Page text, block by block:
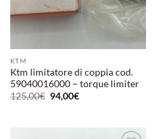
KTM
Ktm limitatore di coppia cod.
59040016000 – torque limiter
125,00€ Il
prezzo
125,00€.
94,00€Il
94,00€.